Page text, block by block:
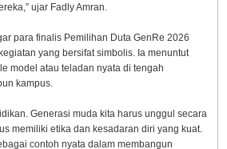
ujar Fadly Amran.
para finalis Pemilihan Duta GenRe 2026
yang bersifat simbolis. Ia menuntut
model atau teladan nyata di tengah
kampus.
Generasi muda kita harus unggul secara
memiliki etika dan kesadaran diri yang kuat.
contoh nyata dalam membangun